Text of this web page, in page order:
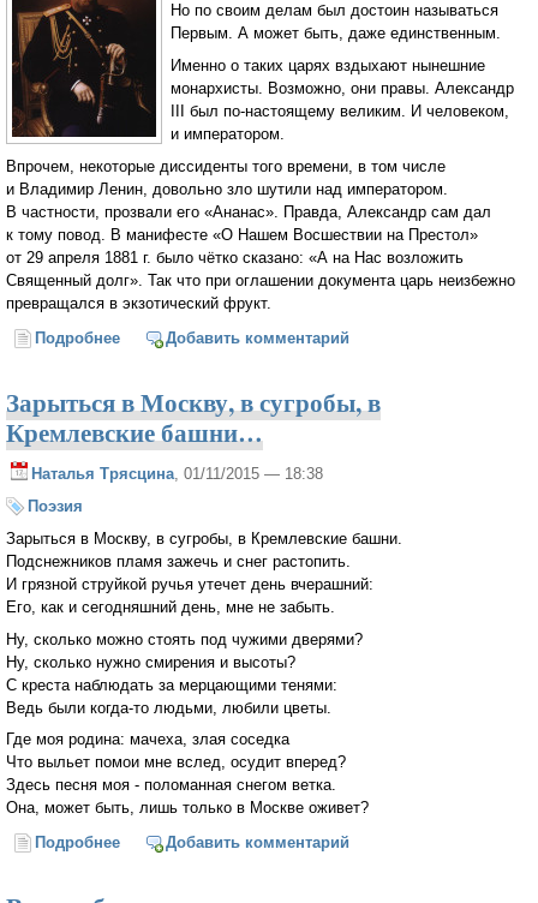
Но по своим делам был достоин называться
Первым. А может быть, даже единственным.
Именно о таких царях вздыхают нынешние
монархисты. Возможно, они правы. Александр
III был по-настоящему великим. И человеком,
и императором.
Впрочем, некоторые диссиденты того времени, в том числе
и Владимир Ленин, довольно зло шутили над императором.
В частности, прозвали его «Ананас». Правда, Александр сам дал
к тому повод. В манифесте «О Нашем Восшествии на Престол»
от 29 апреля 1881 г. было чётко сказано: «А на Нас возложить
Священный долг». Так что при оглашении документа царь неизбежно
превращался в экзотический фрукт.
Подробнее о Александр III — неизвестный император России
Добавить комментарий
Зарыться в Москву, в сугробы, в
Кремлевские башни…
Наталья Трясцина, 01/11/2015 — 18:38
Поэзия
Зарыться в Москву, в сугробы, в Кремлевские башни.
Подснежников пламя зажечь и снег растопить.
И грязной струйкой ручья утечет день вчерашний:
Его, как и сегодняшний день, мне не забыть.
Ну, сколько можно стоять под чужими дверями?
Ну, сколько нужно смирения и высоты?
С креста наблюдать за мерцающими тенями:
Ведь были когда-то людьми, любили цветы.
Где моя родина: мачеха, злая соседка
Что выльет помои мне вслед, осудит вперед?
Здесь песня моя - поломанная снегом ветка.
Она, может быть, лишь только в Москве оживет?
Подробнее о Зарыться в Москву, в сугробы, в Кремлевские
Добавить комментарий